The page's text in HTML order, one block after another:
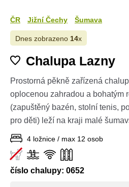
ČR Jižní Čechy Šumava
Dnes zobrazeno 14x
Chalupa Lazny
Prostorná pěkně zařízená
oplocenou zahradou a bohatým
(zapuštěný bazén, stolní tenis,
pro děti) leží na kraji malé
4 ložnice / max 12 osob
číslo chalupy: 0652